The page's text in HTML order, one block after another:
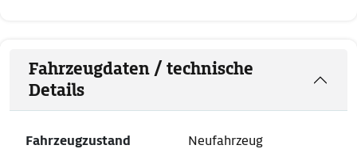
Fahrzeugdaten / technische
Details
Fahrzeugzustand
Neufahrzeug